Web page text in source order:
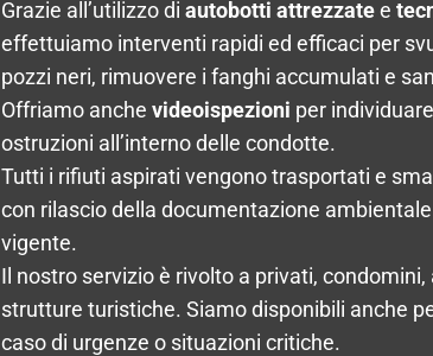
Grazie all’utilizzo diautobotti attrezzatee
effettuiamo interventi rapidi ed efficaci per
pozzi neri, rimuovere i fanghi accumulati e
Offriamo anchevideoispezioni per
ostruzioni all’interno delle condotte.
Tutti i rifiuti aspirati vengono trasportati e
con rilascio della documentazione
vigente.
Il nostro servizio è rivolto a privati,
strutture turistiche. Siamo disponibili anche
caso di urgenze o situazioni critiche.